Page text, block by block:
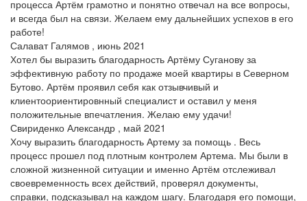
процесса Артём грамотно и понятно отвечал на все вопросы,
и всегда был на связи. Желаем ему дальнейших успехов в его
работе!
Салават Галямов , июнь 2021
Хотел бы выразить благодарность Артёму Суганову за
эффективную работу по продаже моей квартиры в Северном
Бутово. Артём проявил себя как отзывчивый и
клиентоориентировнный специалист и оставил у меня
положительные впечатления. Желаю ему удачи!
Свириденко Александр , май 2021
Хочу выразить благодарность Артему за помощь . Весь
процесс прошел под плотным контролем Артема. Мы были в
сложной жизненной ситуации и именно Артём отслеживал
своевременность всех действий, проверял документы,
справки, подсказывал на каждом шагу. Благодаря его помощи,